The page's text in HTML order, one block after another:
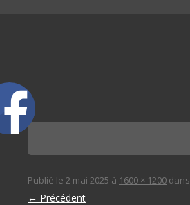
Publié le 2 mai 2025 à 1600 × 1200 dans
← Précédent